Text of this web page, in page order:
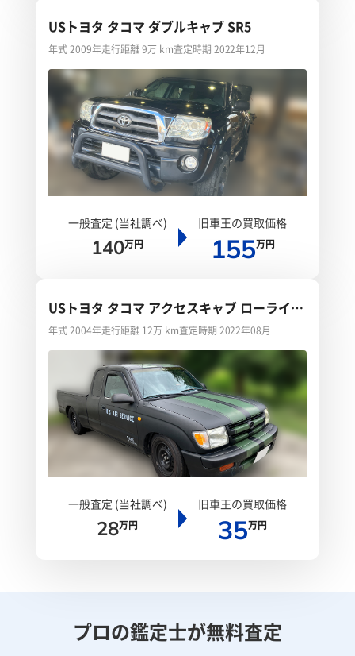
USトヨタ タコマ ダブルキャブ SR5
年式 2009年走行距離 9万 km査定時期 2022年12月
一般査定 (当社調べ)
140万円
旧車王の買取価格
155万円
USトヨタ タコマ アクセスキャブ ローライダ
ー
年式 2004年走行距離 12万 km査定時期 2022年08月
一般査定 (当社調べ)
28万円
旧車王の買取価格
35万円
プロの鑑定士が無料査定